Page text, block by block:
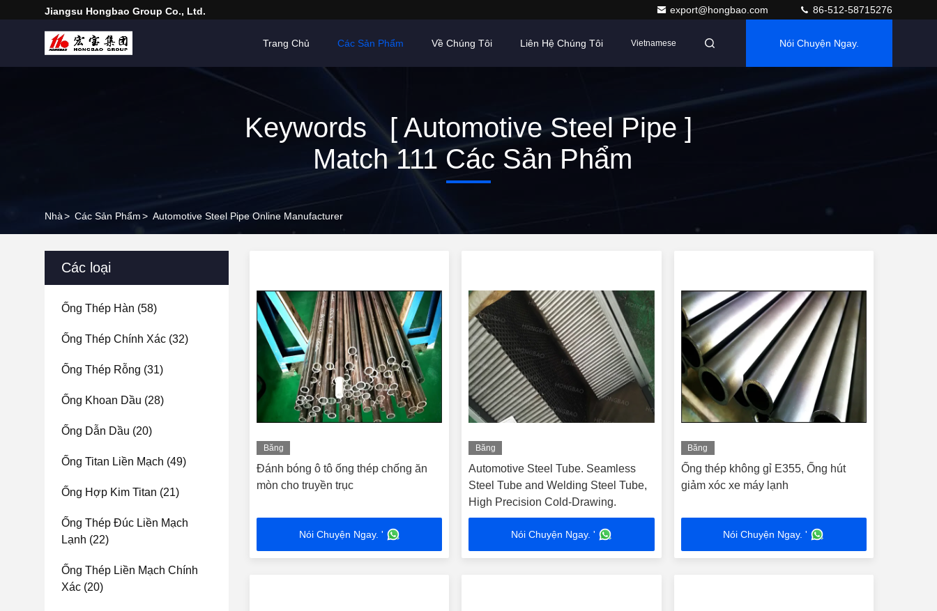
Jiangsu Hongbao Group Co., Ltd. export@hongbao.com 86-512-58715276
Trang Chủ Các Sản Phẩm Về Chúng Tôi Liên Hệ Chúng Tôi Vietnamese Nói Chuyện Ngay.
Keywords [ Automotive Steel Pipe ]
Match 111 Các Sản Phẩm
Nhà> Các Sản Phẩm> Automotive Steel Pipe Online Manufacturer
Các loại
Ống Thép Hàn (58)
Ống Thép Chính Xác (32)
Ống Thép Rỗng (31)
Ống Khoan Dầu (28)
Ống Dẫn Dầu (20)
Ống Titan Liền Mạch (49)
Ống Hợp Kim Titan (21)
Ống Thép Đúc Liền Mạch
Lạnh (22)
Ống Thép Liền Mạch Chính
Xác (20)
Băng
hình
Đánh bóng ô tô ống thép chống ăn
mòn cho truyền trục
Nói Chuyện Ngay. '
Băng
Automotive Steel Tube. Seamless
Steel Tube and Welding Steel Tube,
High Precision Cold-Drawing.
Nói Chuyện Ngay. '
Băng
Ống thép không gỉ E355, Ống hút
giảm xóc xe máy lạnh
Nói Chuyện Ngay. '